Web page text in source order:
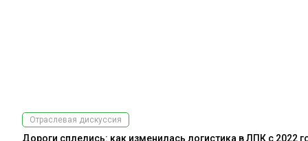
Отраслевая дискуссия
Дороги сплелись: как изменилась логистика в ЛПК с 2022